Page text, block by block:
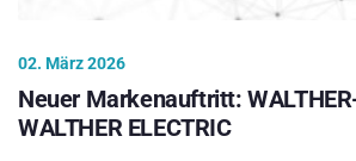
02. März 2026
Neuer Markenauftritt:
WALTHER ELECTRIC